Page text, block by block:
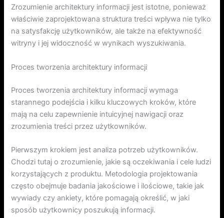
Zrozumienie architektury informacji jest istotne, ponieważ
właściwie zaprojektowana struktura treści wpływa nie tylko
na satysfakcję użytkowników, ale także na efektywność
witryny i jej widoczność w wynikach wyszukiwania.
Proces tworzenia architektury informacji
Proces tworzenia architektury informacji wymaga
starannego podejścia i kilku kluczowych kroków, które
mają na celu zapewnienie intuicyjnej nawigacji oraz
zrozumienia treści przez użytkowników.
Pierwszym krokiem jest analiza potrzeb użytkowników.
Chodzi tutaj o zrozumienie, jakie są oczekiwania i cele ludzi
korzystających z produktu. Metodologia projektowania
często obejmuje badania jakościowe i ilościowe, takie jak
wywiady czy ankiety, które pomagają określić, w jaki
sposób użytkownicy poszukują informacji.